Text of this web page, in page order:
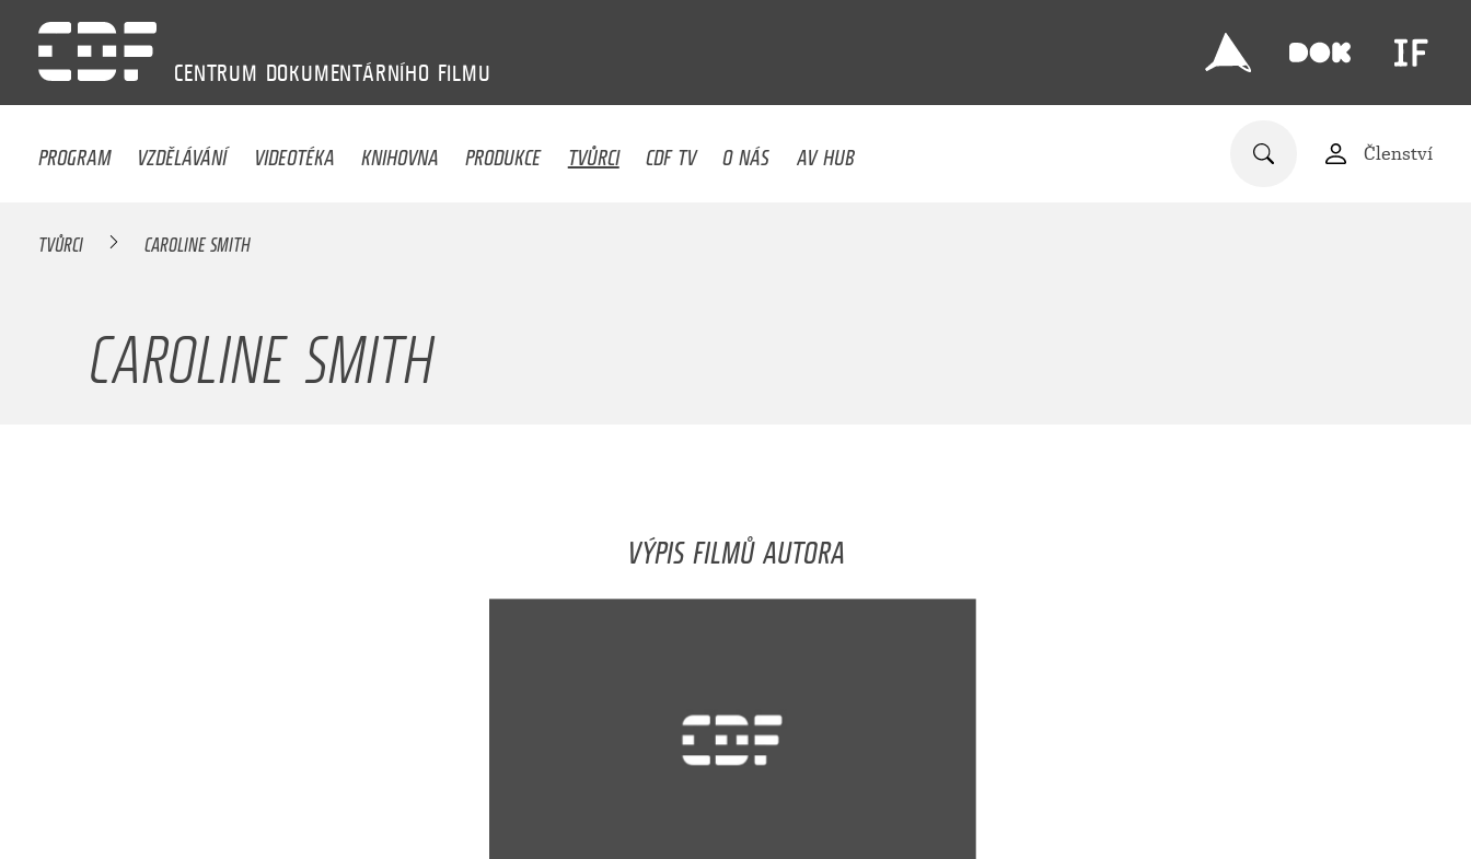
CENTRUM DOKUMENTÁRNÍHO FILMU
PROGRAM VZDĚLÁVÁNÍ VIDEOTÉKA KNIHOVNA PRODUKCE TVŮRCI CDF TV O NÁS AV HUB Členství
TVŮRCI CAROLINE SMITH
CAROLINE SMITH
VÝPIS FILMŮ AUTORA